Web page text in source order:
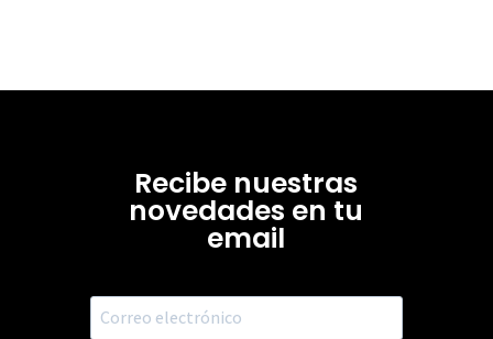
Recibe nuestras
novedades en tu
email